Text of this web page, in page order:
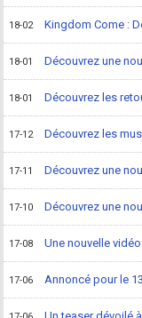
18-02 Kingdom Come :
18-01 Découvrez une
18-01 Découvrez les
17-12 Découvrez les
17-11 Découvrez une
17-10 Découvrez une
17-08 Une nouvelle
17-06 Annoncé pour le